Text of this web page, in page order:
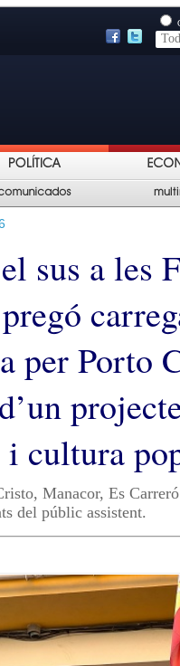
sus a les
per Porto
cultura
Manacor, Es
del públic assistent.